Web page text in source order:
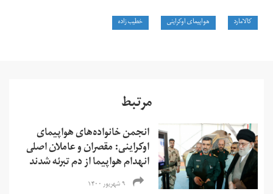
کالامارد هواپیمای اوکراینی خطیب زاده
مرتبط
انجمن خانواده‌های هواپیمای
اوکراینی: مقصران و عاملان اصلی
انهدام هواپیما از دم تبرئه شدند
۹ شهریور ۱۴۰۰